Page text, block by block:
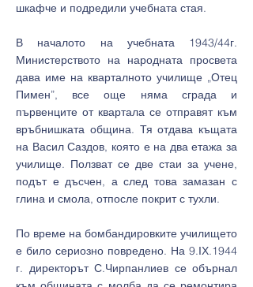
шкафче и подредили учебната стая.
В началото на учебната 1943/44г.
Министерството на народната просвета
дава име на кварталното училище „Отец
Пимен”, все още няма сграда и
първенците от квартала се отправят към
връбнишката община. Тя отдава къщата
на Васил Саздов, която е на два етажа за
училище. Ползват се две стаи за учене,
подът е дъсчен, а след това замазан с
глина и смола, отпосле покрит с тухли.
По време на бомбандировките училището
е било сериозно повредено. На 9.ІХ.1944
г. директорът С.Чирпанлиев се обърнал